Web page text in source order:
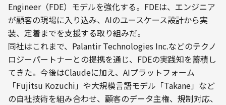
Engineer（FDE）モデルを強化する。FDEは、エンジニア
が顧客の現場に入り込み、AIのユースケース設計から実
装、定着までを支援する取り組みだ。
同社はこれまで、Palantir Technologies Inc.などのテクノ
ロジーパートナーとの提携を通じ、FDEの実践知を蓄積し
てきた。今後はClaudeに加え、AIプラットフォーム
「Fujitsu Kozuchi」や大規模言語モデル「Takane」など
の自社技術を組み合わせ、顧客のデータ主権、規制対応、